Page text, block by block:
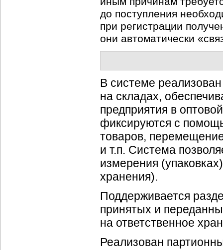
до поступления
при регистрации
они автоматически
В системе
на складах,
предприятия в
фиксируются с
товаров,
и т.п. Система
измерения
хранения).
Поддерживается
принятых и
на ответственное
Реализован